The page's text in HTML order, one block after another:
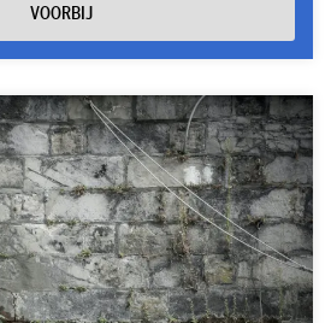
VOORBIJ